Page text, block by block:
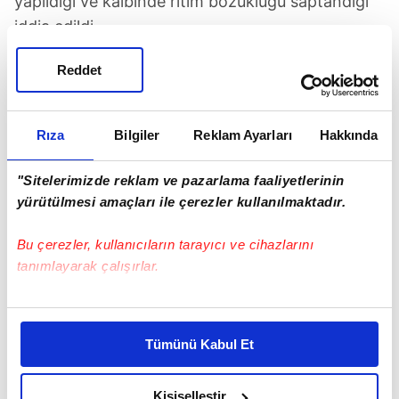
Rıza Bilgiler Reklam Ayarları Hakkında
"Sitelerimizde reklam ve pazarlama faaliyetlerinin
yürütülmesi amaçları ile çerezler kullanılmaktadır.
Bu çerezler, kullanıcıların tarayıcı ve cihazlarını
tanımlayarak çalışırlar.
Bu çerezlere izin vermeniz halinde sizlere özel
daha iyi reklam deneyimi yaşatabiliriz. Bunu yaparken
amacımızın size daha iyi bir reklam deneyimi sunmak
olduğunu ve sizlere en iyi içerikleri sunabilmek adına
Tümünü Kabul Et
Kişiselleştir
Reddet
iddia edildi.
Manchester City'den yaz döneminde bedelsiz